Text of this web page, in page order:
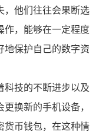
，他们往往会果断选
作，能够在一定程度
地保护自己的数字资
科技的不断进步以及
换新的手机设备，
货币钱包，在这种情